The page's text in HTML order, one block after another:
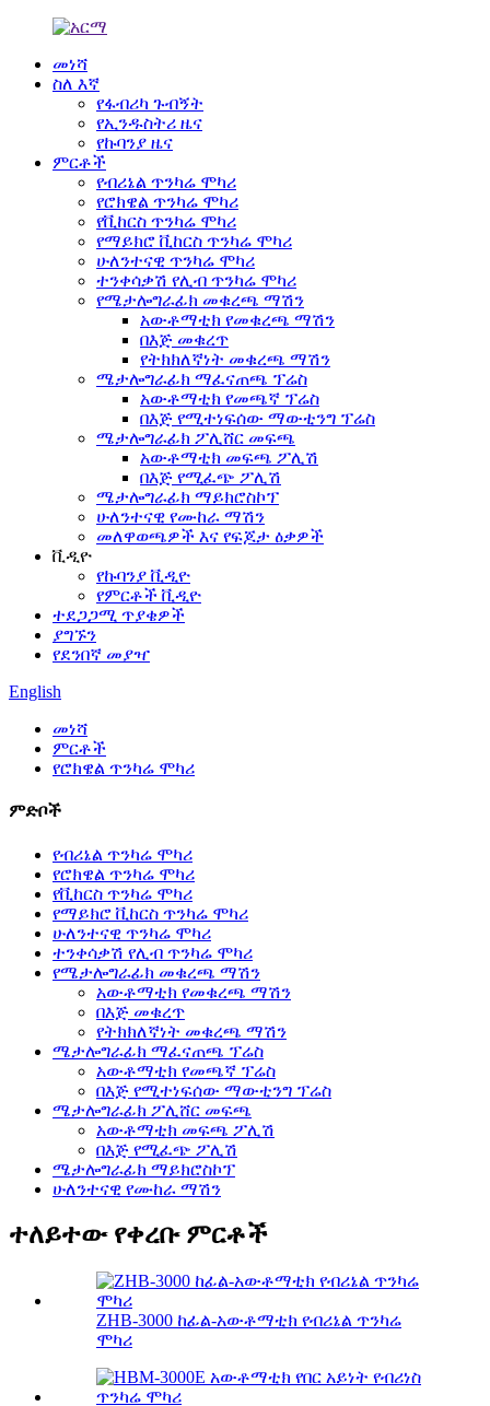
መነሻ
ስለ እኛ
የፋብሪካ ጉብኝት
የኢንዱስትሪ ዜና
የኩባንያ ዜና
ምርቶች
የብሪኔል ጥንካሬ ሞካሪ
የሮክዌል ጥንካሬ ሞካሪ
የቪከርስ ጥንካሬ ሞካሪ
የማይክሮ ቪከርስ ጥንካሬ ሞካሪ
ሁለንተናዊ ጥንካሬ ሞካሪ
ተንቀሳቃሽ የሊብ ጥንካሬ ሞካሪ
የሜታሎግራፊክ መቁረጫ ማሽን
አውቶማቲክ የመቁረጫ ማሽን
በእጅ መቁረጥ
የትክክለኛነት መቁረጫ ማሽን
ሜታሎግራፊክ ማፈናጠጫ ፕሬስ
አውቶማቲክ የመጫኛ ፕሬስ
በእጅ የሚተነፍሰው ማውቲንግ ፕሬስ
ሜታሎግራፊክ ፖሊሸር መፍጫ
አውቶማቲክ መፍጫ ፖሊሽ
በእጅ የሚፈጭ ፖሊሽ
ሜታሎግራፊክ ማይክሮስኮፕ
ሁለንተናዊ የሙከራ ማሽን
መለዋወጫዎች እና የፍጆታ ዕቃዎች
ቪዲዮ
የኩባንያ ቪዲዮ
የምርቶች ቪዲዮ
ተደጋጋሚ ጥያቄዎች
ያግኙን
የደንበኛ መያዣ
English
መነሻ
ምርቶች
የሮክዌል ጥንካሬ ሞካሪ
ምድቦች
የብሪኔል ጥንካሬ ሞካሪ
የሮክዌል ጥንካሬ ሞካሪ
የቪከርስ ጥንካሬ ሞካሪ
የማይክሮ ቪከርስ ጥንካሬ ሞካሪ
ሁለንተናዊ ጥንካሬ ሞካሪ
ተንቀሳቃሽ የሊብ ጥንካሬ ሞካሪ
የሜታሎግራፊክ መቁረጫ ማሽን
አውቶማቲክ የመቁረጫ ማሽን
በእጅ መቁረጥ
የትክክለኛነት መቁረጫ ማሽን
ሜታሎግራፊክ ማፈናጠጫ ፕሬስ
አውቶማቲክ የመጫኛ ፕሬስ
በእጅ የሚተነፍሰው ማውቲንግ ፕሬስ
ሜታሎግራፊክ ፖሊሸር መፍጫ
አውቶማቲክ መፍጫ ፖሊሽ
በእጅ የሚፈጭ ፖሊሽ
ሜታሎግራፊክ ማይክሮስኮፕ
ሁለንተናዊ የሙከራ ማሽን
ተለይተው የቀረቡ ምርቶች
ZHB-3000 ከፊል-አውቶማቲክ የብሪኔል ጥንካሬ
ሞካሪ